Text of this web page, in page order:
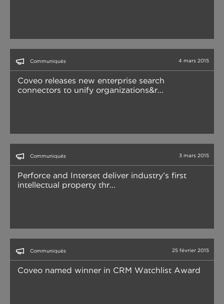
Communiqués 4 mars 2015
Coveo releases new enterprise search
connectors to unify organizations&r...
Communiqués 3 mars 2015
Perforce and Interset deliver industry’s first
intellectual property thr...
Communiqués 25 février 2015
Coveo named winner in CRM Watchlist Award